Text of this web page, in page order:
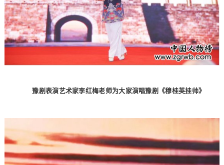
豫剧表演艺术家李红梅老师为大家演唱豫剧《穆桂英挂帅》